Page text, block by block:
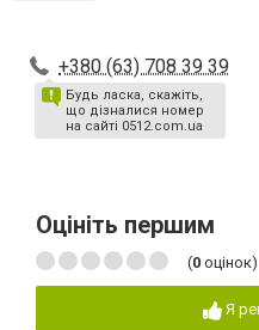
+380 (63) 708 39 39
Будь ласка, скажіть,
що дізналися номер
на сайті 0512.com.ua
Оцініть першим
(0 оцінок)
Я